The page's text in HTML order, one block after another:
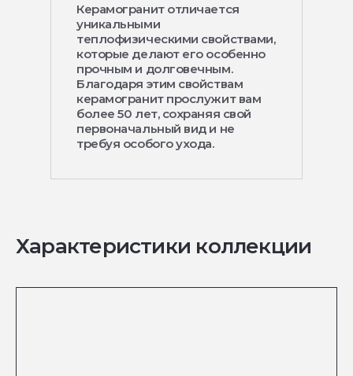
Керамогранит отличается
уникальными
теплофизическими свойствами,
которые делают его особенно
прочным и долговечным.
Благодаря этим свойствам
керамогранит прослужит вам
более 50 лет, сохраняя свой
первоначальный вид и не
требуя особого ухода.
Характеристики коллекции